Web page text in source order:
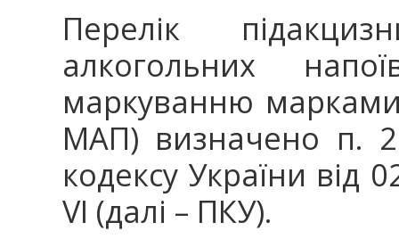
Перелік
алкогольних
маркуванню марками
МАП) визначено п.
кодексу України від
VІ (далі – ПКУ).